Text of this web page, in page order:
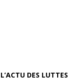
L’ACTU DES LUTTES